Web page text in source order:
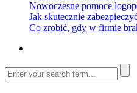
Nowoczesne pomoce
Jak skutecznie
Co zrobić, gdy w firmie